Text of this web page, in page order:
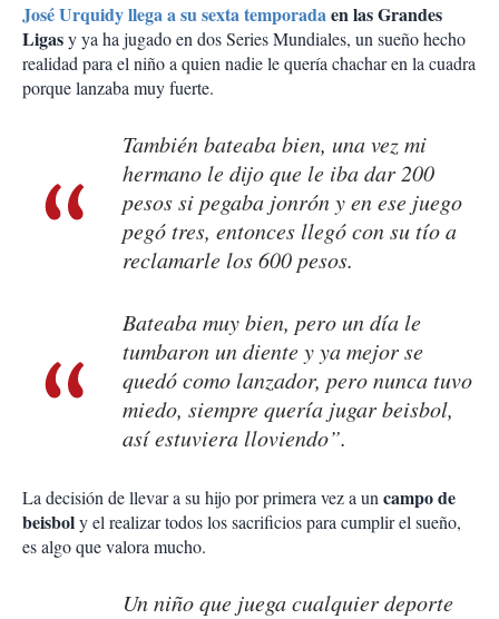
José Urquidy llega a su sexta temporadaen las Grandes
Ligasy ya ha jugado en dos Series Mundiales, un sueño hecho
realidad para el niño a quien nadie le quería chachar en la cuadra
porque lanzaba muy fuerte.
También bateaba bien, una vez mi
hermano le dijo que le iba dar 200
pesos si pegaba jonrón y en ese juego
pegó tres, entonces llegó con su tío a
reclamarle los 600 pesos.
Bateaba muy bien, pero un día le
tumbaron un diente y ya mejor se
quedó como lanzador, pero nunca tuvo
miedo, siempre quería jugar beisbol,
así estuviera lloviendo”.
La decisión de llevar a su hijo por primera vez a uncampo de
beisboly el realizar todos los sacrificios para cumplir el sueño,
es algo que valora mucho.
Un niño que juega cualquier deporte